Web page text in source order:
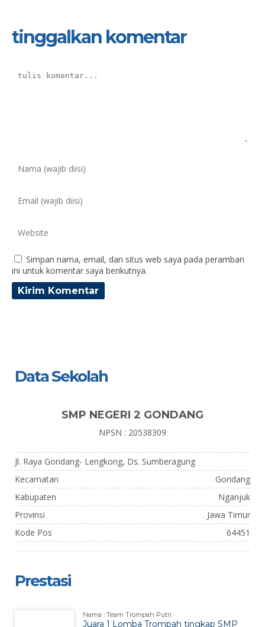
tinggalkan komentar
Simpan nama, email, dan situs web saya pada peramban
ini untuk komentar saya berikutnya.
Data Sekolah
SMP NEGERI 2 GONDANG
NPSN : 20538309
Jl. Raya Gondang- Lengkong, Ds. Sumberagung
Kecamatan
Gondang
Kabupaten
Nganjuk
Provinsi
Jawa Timur
Kode Pos
64451
Prestasi
Nama : Team Trompah Putri
Juara 1 Lomba Trompah tingkap SMP